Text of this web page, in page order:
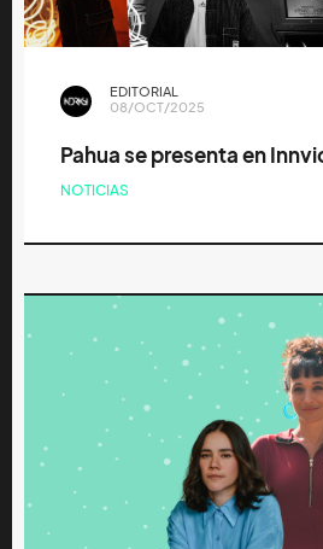
EDITORIAL
08/OCT/2025
Pahua se presenta en
NOTICIAS